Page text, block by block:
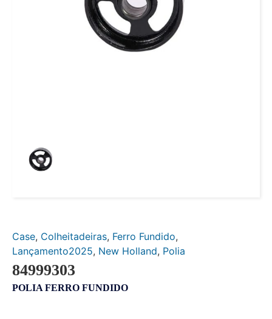
Case, Colheitadeiras, Ferro Fundido,
Lançamento2025, New Holland, Polia
84999303
POLIA FERRO FUNDIDO